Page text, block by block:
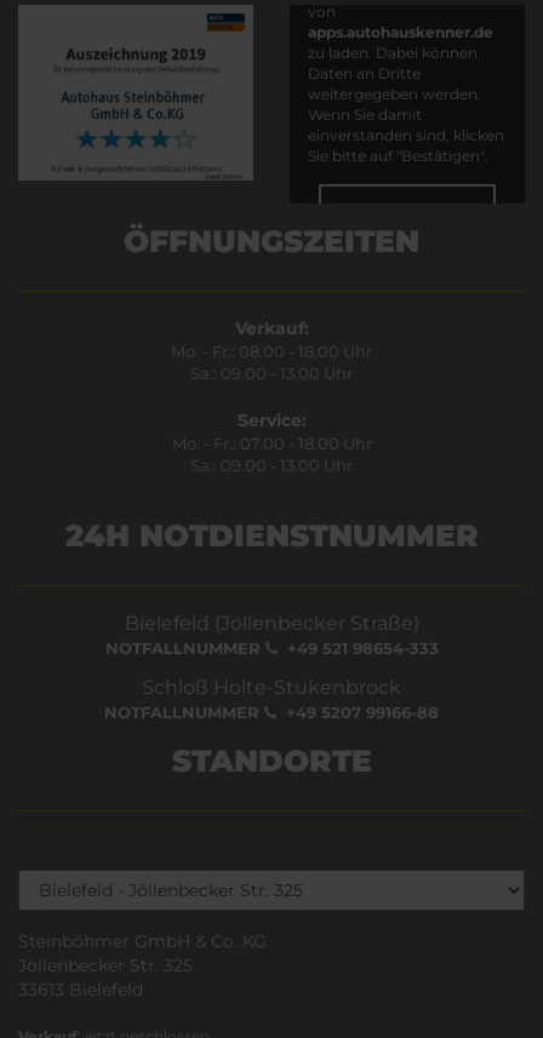
von
apps.autohauskenner.de
zu laden. Dabei können
Daten an Dritte
weitergegeben werden.
Wenn Sie damit
einverstanden sind, klicken
Sie bitte auf "Bestätigen".
ÖFFNUNGSZEITEN
Verkauf:
Mo. - Fr.: 08.00 - 18.00 Uhr
Sa.: 09.00 - 13.00 Uhr
Service:
Mo. - Fr.: 07.00 - 18.00 Uhr
Sa.: 09.00 - 13.00 Uhr
24H NOTDIENSTNUMMER
Bielefeld (Jöllenbecker Straße)
NOTFALLNUMMER +49 521 98654-333
Schloß Holte-Stukenbrock
NOTFALLNUMMER +49 5207 99166-88
STANDORTE
Steinböhmer GmbH & Co. KG
Jöllenbecker Str. 325
33613 Bielefeld